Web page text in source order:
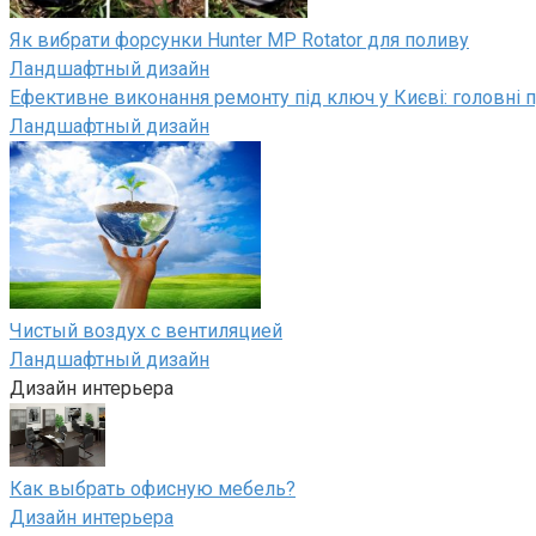
Як вибрати форсунки Hunter MP Rotator для поливу
Ландшафтный дизайн
Ефективне виконання ремонту під ключ у Києві: головні
Ландшафтный дизайн
Чистый воздух с вентиляцией
Ландшафтный дизайн
Дизайн интерьера
Как выбрать офисную мебель?
Дизайн интерьера